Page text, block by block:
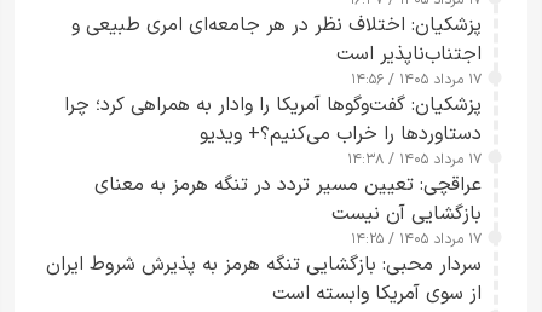
پزشکیان: اختلاف نظر در هر جامعه‌ای امری طبیعی و
اجتناب‌ناپذیر است
۱۷ مرداد ۱۴۰۵ / ۱۴:۵۶
پزشکیان: گفت‌وگوها آمریکا را وادار به همراهی کرد؛ چرا
دستاوردها را خراب می‌کنیم؟+ ویدیو
۱۷ مرداد ۱۴۰۵ / ۱۴:۳۸
عراقچی: تعیین مسیر تردد در تنگه هرمز به معنای
بازگشایی آن نیست
۱۷ مرداد ۱۴۰۵ / ۱۴:۲۵
سردار محبی: بازگشایی تنگه هرمز به پذیرش شروط ایران
از سوی آمریکا وابسته است